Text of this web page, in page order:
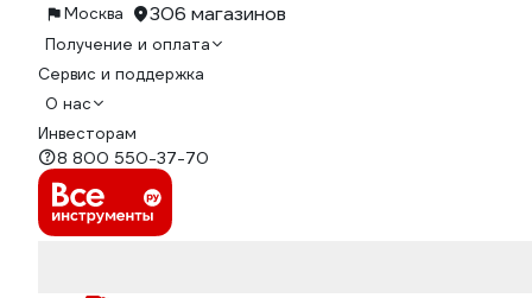
Москва 306 магазинов
Получение и оплата
Сервис и поддержка
О нас
Инвесторам
8 800 550-37-70